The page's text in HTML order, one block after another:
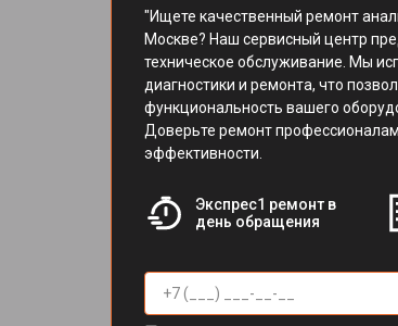
"Ищете качественный ремонт
Москве? Наш сервисный центр
техническое обслуживание. Мы
диагностики и ремонта, что
функциональность вашего
Доверьте ремонт
эффективности.
Экспрес1 ремонт в
день обращения